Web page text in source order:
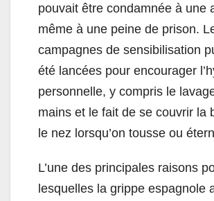
pouvait être condamnée à une
même à une peine de prison.
campagnes de sensibilisation
été lancées pour encourager
personnelle, y compris le
mains et le fait de se couvrir la
le nez lorsqu’on tousse ou
L’une des principales raisons
lesquelles la grippe espagnole